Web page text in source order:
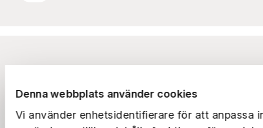
Denna webbplats använder cookies
Vi använder enhetsidentifierare för att anpassa